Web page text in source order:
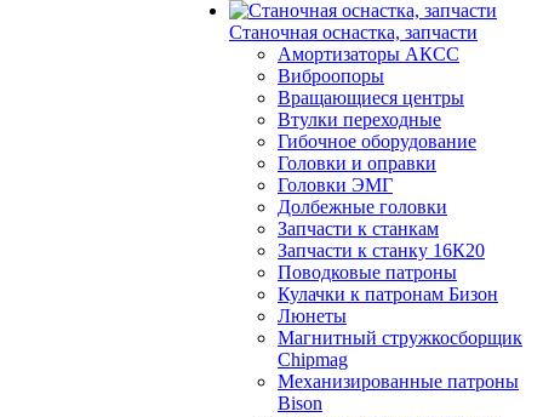
Станочная оснастка, запчасти
Амортизаторы АКСС
Виброопоры
Вращающиеся центры
Втулки переходные
Гибочное оборудование
Головки и оправки
Головки ЭМГ
Долбежные головки
Запчасти к станкам
Запчасти к станку 16К20
Поводковые патроны
Кулачки к патронам Бизон
Люнеты
Магнитный стружкосборщик
Chipmag
Механизированные патроны
Bison